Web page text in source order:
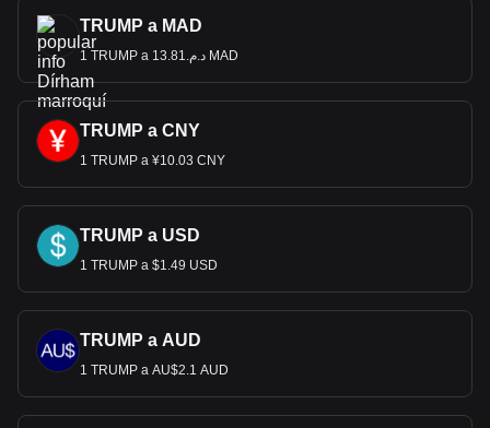
TRUMP a MAD
1 TRUMP a د.م.13.81 MAD
TRUMP a CNY
1 TRUMP a ¥10.03 CNY
TRUMP a USD
1 TRUMP a $1.49 USD
TRUMP a AUD
1 TRUMP a AU$2.1 AUD